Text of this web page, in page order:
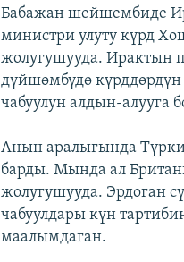
Бабажан шейшембиде
министри улуту күрд
жолугушууда. Ирактын
дүйшөмбүдө
чабуулун алдын-алууга
Анын аралыгында
барды. Мында ал
жолугушууда. Эрдоган
чабуулдары күн
маалымдаган.